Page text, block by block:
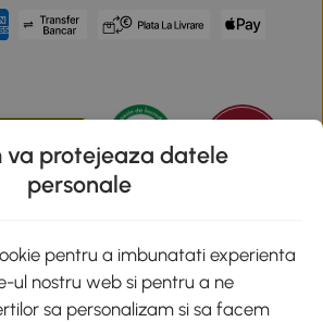
Aosom
Google Play
va protejeaza datele
personale
pentru a imbunatati experienta
ul nostru web si pentru a ne
sa personalizam si sa facem